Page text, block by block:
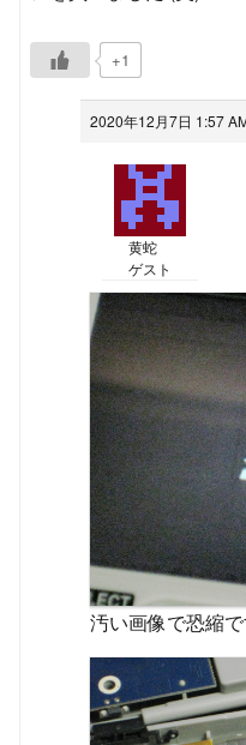
+1
2020年12月7日 1:57
黄蛇
ゲスト
汚い画像で恐縮